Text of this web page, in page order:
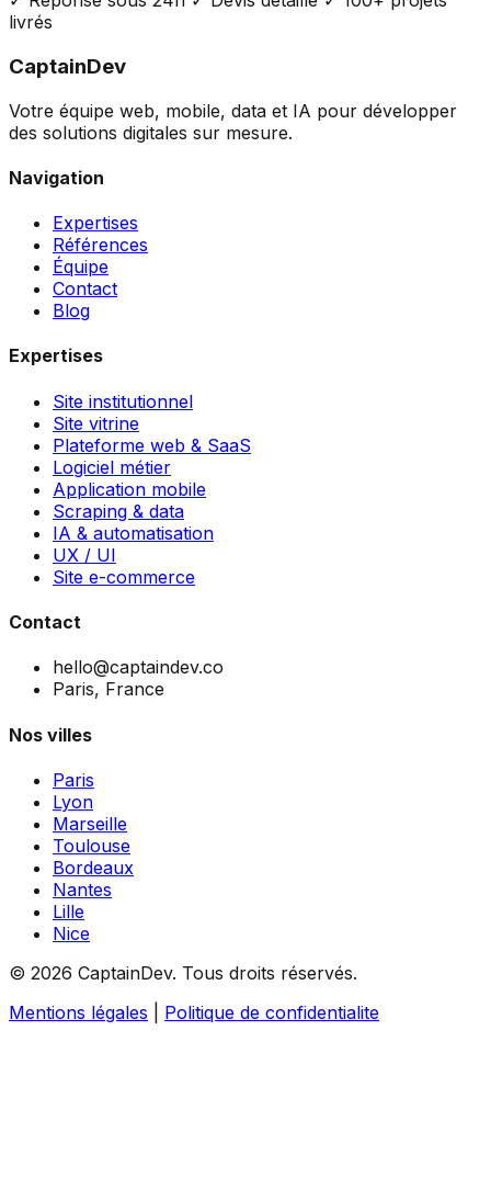
livrés
CaptainDev
Votre équipe web, mobile, data et IA pour développer
des solutions digitales sur mesure.
Navigation
Expertises
Références
Équipe
Contact
Blog
Expertises
Site institutionnel
Site vitrine
Plateforme web & SaaS
Logiciel métier
Application mobile
Scraping & data
IA & automatisation
UX / UI
Site e-commerce
Contact
hello@captaindev.co
Paris, France
Nos villes
Paris
Lyon
Marseille
Toulouse
Bordeaux
Nantes
Lille
Nice
© 2026 CaptainDev. Tous droits réservés.
Mentions légales
Politique de confidentialite